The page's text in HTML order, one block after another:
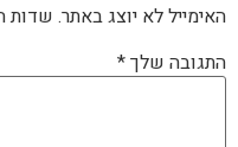
האימייל לא יוצג באתר. שדות
התגובה שלך*